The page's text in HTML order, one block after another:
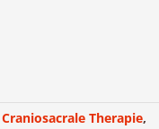
Craniosacrale Therapie,